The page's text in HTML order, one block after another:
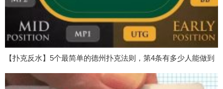
【扑克反水】5个最简单的德州扑克法则，第4条有多少人能做到